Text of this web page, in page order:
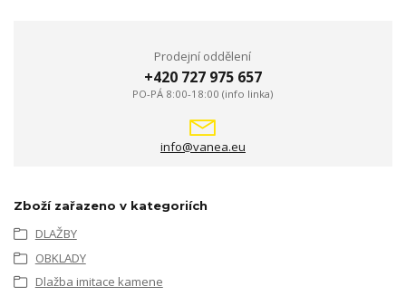
Prodejní oddělení
+420 727 975 657
PO-PÁ 8:00-18:00 (info linka)
info@vanea.eu
Zboží zařazeno v kategoriích
DLAŽBY
OBKLADY
Dlažba imitace kamene